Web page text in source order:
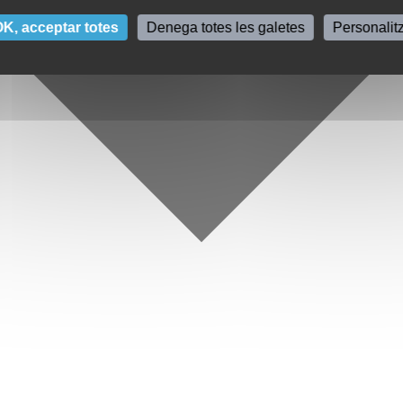
acceptar totes Denega totes les galetes